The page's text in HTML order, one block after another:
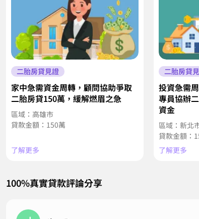
二胎房貸見證
家中急需資金周轉，顧問協助爭取
二胎房貸150萬，緩解燃眉之急
區域：高雄市
貸款金額：150萬
了解更多
二胎房貸
投資急需
專員協辦
資金
區域：新北
貸款金額：
了解更多
100%真實貸款評論分享